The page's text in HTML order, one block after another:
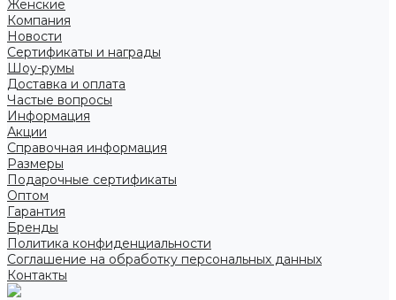
Женские
Компания
Новости
Сертификаты и награды
Шоу-румы
Доставка и оплата
Частые вопросы
Информация
Акции
Справочная информация
Размеры
Подарочные сертификаты
Оптом
Гарантия
Бренды
Политика конфиденциальности
Соглашение на обработку персональных данных
Контакты